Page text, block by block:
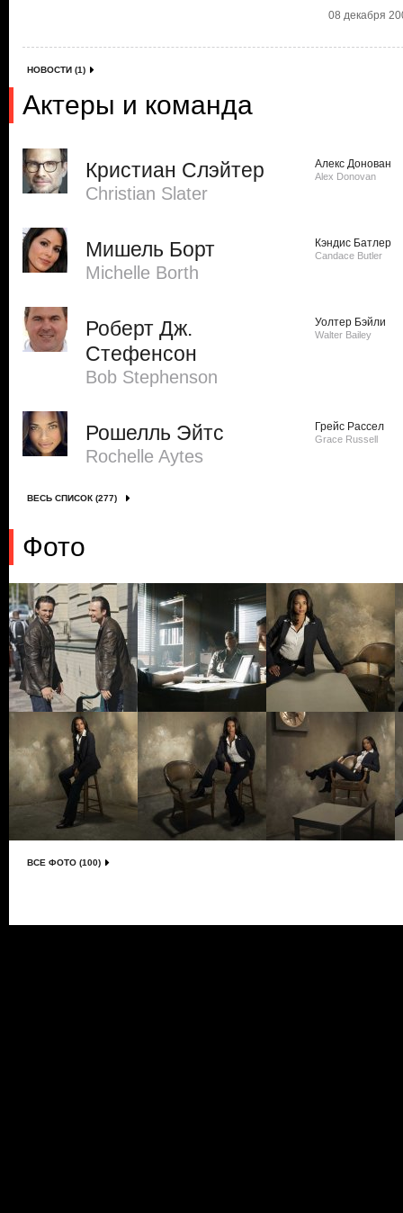
08 декабря
НОВОСТИ (1)
Актеры и команда
Кристиан Слэйтер
Christian Slater
Алекс Донован
Alex Donovan
Мишель Борт
Michelle Borth
Кэндис Батлер
Candace Butler
Роберт Дж.
Стефенсон
Bob Stephenson
Уолтер Бэйли
Walter Bailey
Рошелль Эйтс
Rochelle Aytes
Грейс Рассел
Grace Russell
ВЕСЬ СПИСОК (277)
Фото
ВСЕ ФОТО (100)